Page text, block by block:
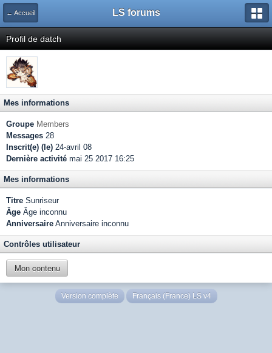
← Accueil LS forums
Profil de datch
Mes informations
Groupe Members
Messages 28
Inscrit(e) (le) 24-avril 08
Dernière activité mai 25 2017 16:25
Mes informations
Titre Sunriseur
Âge Âge inconnu
Anniversaire Anniversaire inconnu
Contrôles utilisateur
Mon contenu
Version complète Français (France) LS v4